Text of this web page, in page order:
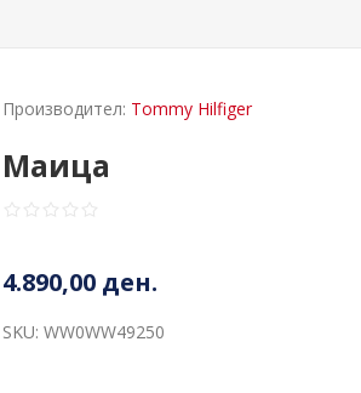
Производител: Tommy Hilfiger
Маица
4.890,00 ден.
SKU: WW0WW49250